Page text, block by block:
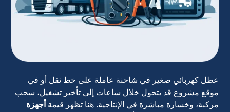
عطل كهربائي صغير في شاحنة عاملة على خط نقل أو في
موقع مشروع قد يتحول خلال ساعات إلى تأخير تشغيل، سحب
مركبة، وخسارة مباشرة في الإنتاجية. هنا تظهر قيمة أجهزة